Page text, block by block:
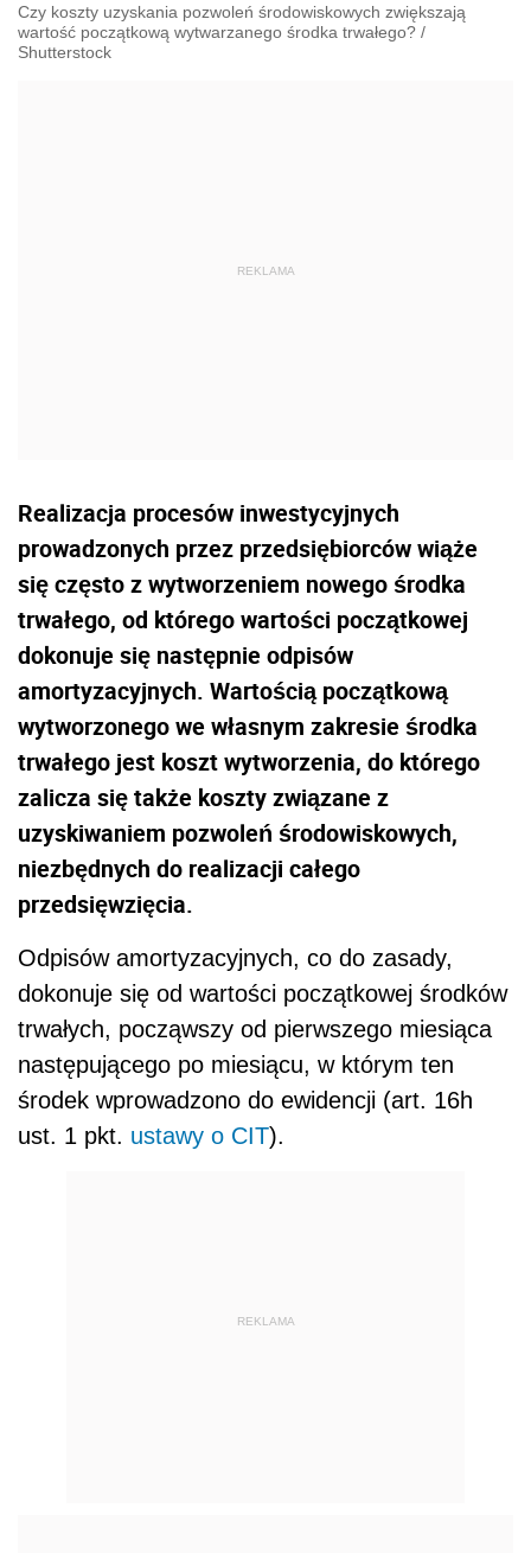
Czy koszty uzyskania pozwoleń środowiskowych zwiększają
wartość początkową wytwarzanego środka trwałego? /
Shutterstock
Realizacja procesów inwestycyjnych
prowadzonych przez przedsiębiorców wiąże
się często z wytworzeniem nowego środka
trwałego, od którego wartości początkowej
dokonuje się następnie odpisów
amortyzacyjnych. Wartością początkową
wytworzonego we własnym zakresie środka
trwałego jest koszt wytworzenia, do którego
zalicza się także koszty związane z
uzyskiwaniem pozwoleń środowiskowych,
niezbędnych do realizacji całego
przedsięwzięcia.
Odpisów amortyzacyjnych, co do zasady,
dokonuje się od wartości początkowej środków
trwałych, począwszy od pierwszego miesiąca
następującego po miesiącu, w którym ten
środek wprowadzono do ewidencji (art. 16h
ust. 1 pkt. ustawy o CIT).
REKLAMA